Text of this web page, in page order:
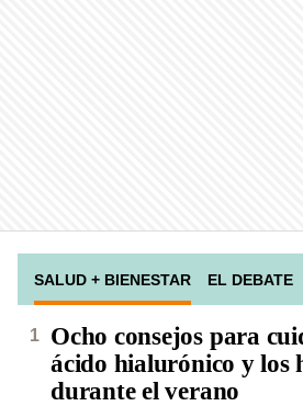
SALUD + BIENESTAR EL DEBATE
Ocho consejos para
ácido hialurónico y los
durante el verano